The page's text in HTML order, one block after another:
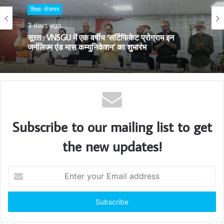
e
शिक्षा-रोजगार
3 days ago
सूरत : VNSGU में एक वर्षीय ‘सर्टिफिकेट प्रोग्राम इन
जर्नलिज्म एंड मास कम्युनिकेशन’ का शुभारंभ
शिक्षा-रोजगार
2 weeks ago
अंतरराष्ट्रीय स्वास्थ्य सेवाओं में करियर की तैयारी को मजबूत
प्रशिक्षण दिया
Subscribe to our mailing list to get
the new updates!
t
r